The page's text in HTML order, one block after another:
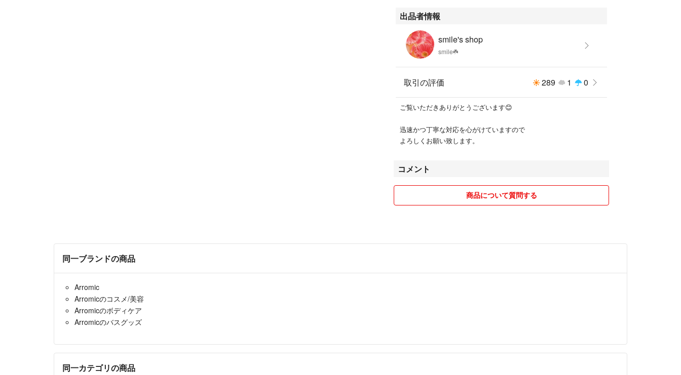
◎レシート領収書等はつきません。
出品者情報
smile's shop
smile☘️
取引の評価 289 1 0
ご覧いただきありがとうございます😊
迅速かつ丁寧な対応を心がけていますので
よろしくお願い致します。
コメント
商品について質問する
同一ブランドの商品
Arromic
Arromicのコスメ/美容
Arromicのボディケア
Arromicのバスグッズ
同一カテゴリの商品